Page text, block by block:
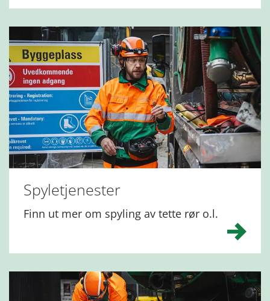
Spyletjenester
Finn ut mer om spyling av tette rør o.l.